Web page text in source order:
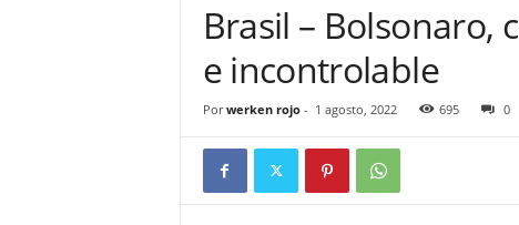
Brasil – Bolsonaro,
e incontrolable
Por werken rojo- 1 agosto, 2022 695 0